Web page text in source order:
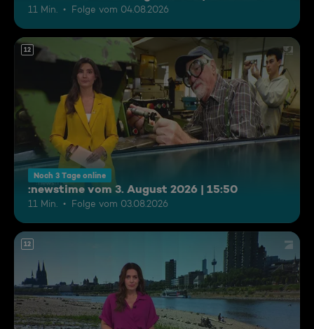
11 Min. Folge vom 04.08.2026
12
Noch 3 Tage online
:newstime vom 3. August 2026 | 15:50
11 Min. Folge vom 03.08.2026
12